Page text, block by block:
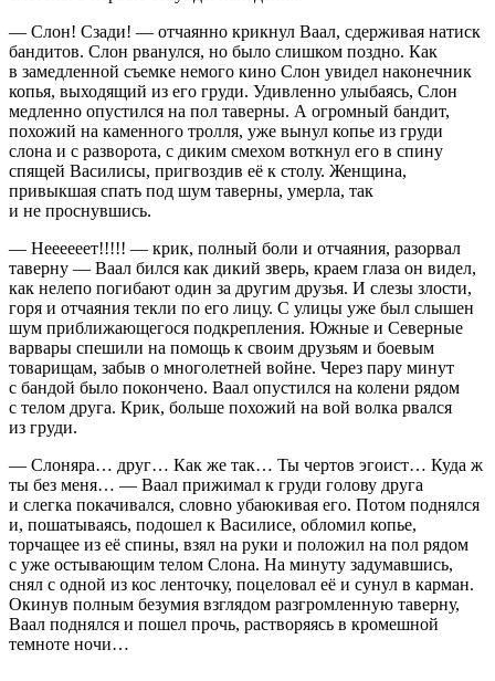
— Слон! Сзади! — отчаянно крикнул Ваал, сдерживая натиск
бандитов. Слон рванулся, но было слишком поздно. Как
в замедленной съемке немого кино Слон увидел наконечник
копья, выходящий из его груди. Удивленно улыбаясь, Слон
медленно опустился на пол таверны. А огромный бандит,
похожий на каменного тролля, уже вынул копье из груди
слона и с разворота, с диким смехом воткнул его в спину
спящей Василисы, пригвоздив её к столу. Женщина,
привыкшая спать под шум таверны, умерла, так
и не проснувшись.
— Неееееет!!!!! — крик, полный боли и отчаяния, разорвал
таверну — Ваал бился как дикий зверь, краем глаза он видел,
как нелепо погибают один за другим друзья. И слезы злости,
горя и отчаяния текли по его лицу. С улицы уже был слышен
шум приближающегося подкрепления. Южные и Северные
варвары спешили на помощь к своим друзьям и боевым
товарищам, забыв о многолетней войне. Через пару минут
с бандой было покончено. Ваал опустился на колени рядом
с телом друга. Крик, больше похожий на вой волка рвался
из груди.
— Слоняра… друг… Как же так… Ты чертов эгоист… Куда ж
ты без меня… — Ваал прижимал к груди голову друга
и слегка покачивался, словно убаюкивая его. Потом поднялся
и, пошатываясь, подошел к Василисе, обломил копье,
торчащее из её спины, взял на руки и положил на пол рядом
с уже остывающим телом Слона. На минуту задумавшись,
снял с одной из кос ленточку, поцеловал её и сунул в карман.
Окинув полным безумия взглядом разгромленную таверну,
Ваал поднялся и пошел прочь, растворяясь в кромешной
темноте ночи…